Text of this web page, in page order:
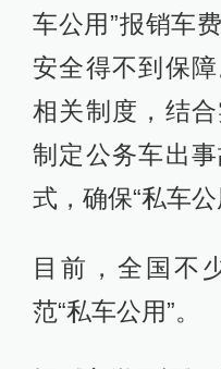
车公用”报销车
安全得不到保
相关制度，结
制定公务车出
式，确保“私车公
目前，全国不
范“私车公用”。